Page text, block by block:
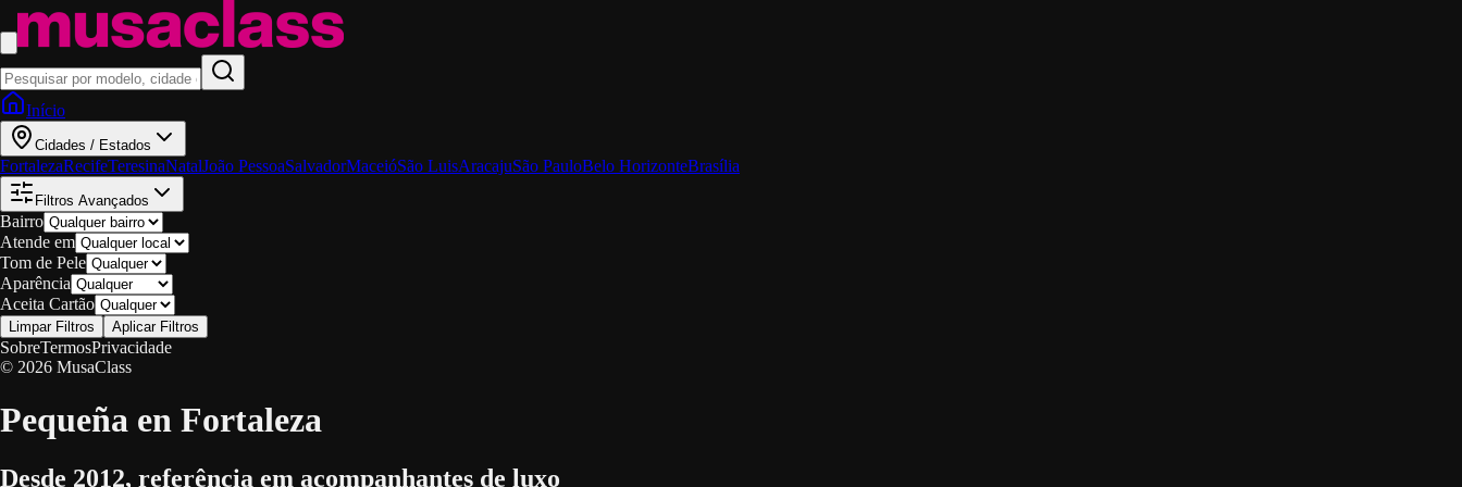
Início
Cidades / Estados
FortalezaRecifeTeresinaNatalJoão PessoaSalvadorMaceióSão LuisAracajuSão PauloBelo HorizonteBrasília
Filtros Avançados
Bairro
Atende em
Tom de Pele
Aparência
Aceita Cartão
Limpar Filtros Aplicar Filtros
SobreTermosPrivacidade
© 2026 MusaClass
Pequeña en Fortaleza
Desde 2012, referência em acompanhantes de luxo